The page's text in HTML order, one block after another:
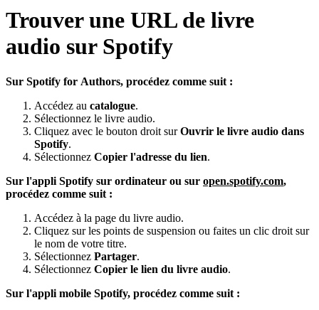
Trouver une URL de livre
audio sur Spotify
Sur Spotify for Authors, procédez comme suit :
Accédez au catalogue.
Sélectionnez le livre audio.
Cliquez avec le bouton droit surOuvrir le livre audio dans
Spotify.
Sélectionnez Copier l'adresse du lien.
Sur l'appli Spotify sur ordinateur ou sur open.spotify.com,
procédez comme suit :
Accédez à la page du livre audio.
Cliquez sur les points de suspension ou faites un clic droit sur
le nom de votre titre.
Sélectionnez Partager.
Sélectionnez Copier le lien du livre audio.
Sur l'appli mobile Spotify, procédez comme suit :